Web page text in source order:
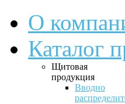
О
Каталог
Щитовая
продукция
Вводно